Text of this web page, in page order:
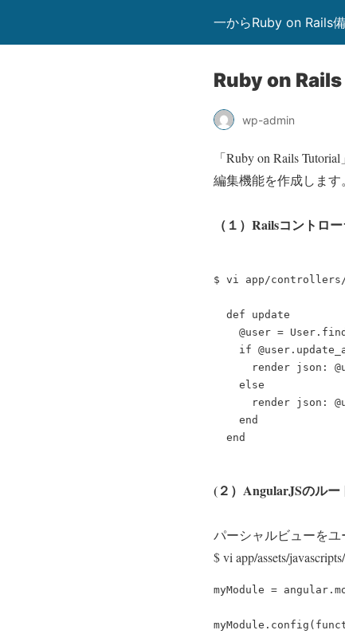
一からRuby on Rails
Ruby on
wp-admin
「Ruby on Rails
編集機能を作成します。
（１）Railsコントロ
$ vi app/
  def update
@user =
if
render json:
    else
render json:
    end
(２）AngularJSのルー
パーシャルビューをユ
$ vi app/assets/
myModule =